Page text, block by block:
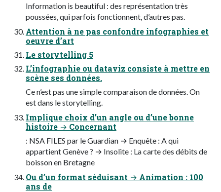
Information is beautiful : des représentation très
poussées, qui parfois fonctionnent, d’autres pas.
Attention à ne pas confondre infographies et
oeuvre d’art
Le storytelling 5
L’infographie ou dataviz consiste à mettre en
scène ses données.
Ce n’est pas une simple comparaison de données. On
est dans le storytelling.
Implique choix d’un angle ou d’une bonne
histoire → Concernant
: NSA FILES par le Guardian → Enquête : A qui
appartient Genève ? → Insolite : La carte des débits de
boisson en Bretagne
Ou d’un format séduisant → Animation : 100
ans de